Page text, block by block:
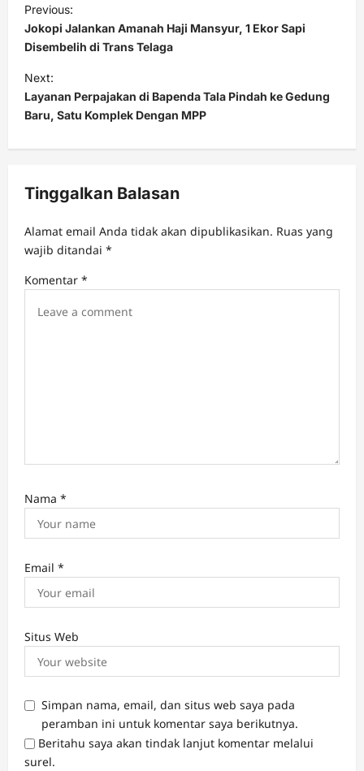
o
s
t
n
a
v
g
a
t
i
Previous:
Jokopi Jalankan Amanah Haji Mansyur, 1 Ekor Sapi
Disembelih di Trans Telaga
Next:
Layanan Perpajakan di Bapenda Tala Pindah ke Gedung
Baru, Satu Komplek Dengan MPP
Tinggalkan Balasan
Alamat email Anda tidak akan dipublikasikan. Ruas yang
wajib ditandai *
Komentar *
Nama *
Email *
Situs Web
Simpan nama, email, dan situs web saya pada
peramban ini untuk komentar saya berikutnya.
Beritahu saya akan tindak lanjut komentar melalui
surel.